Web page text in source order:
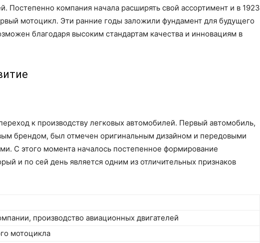
Постепенно компания начала расширять свой ассортимент и в 1923
мотоцикл. Эти ранние годы заложили фундамент для будущего
благодаря высоким стандартам качества и инновациям в
к производству легковых автомобилей. Первый автомобиль,
брендом, был отмечен оригинальным дизайном и передовыми
С этого момента началось постепенное формирование
и по сей день является одним из отличительных признаков
производство авиационных двигателей
мотоцикла